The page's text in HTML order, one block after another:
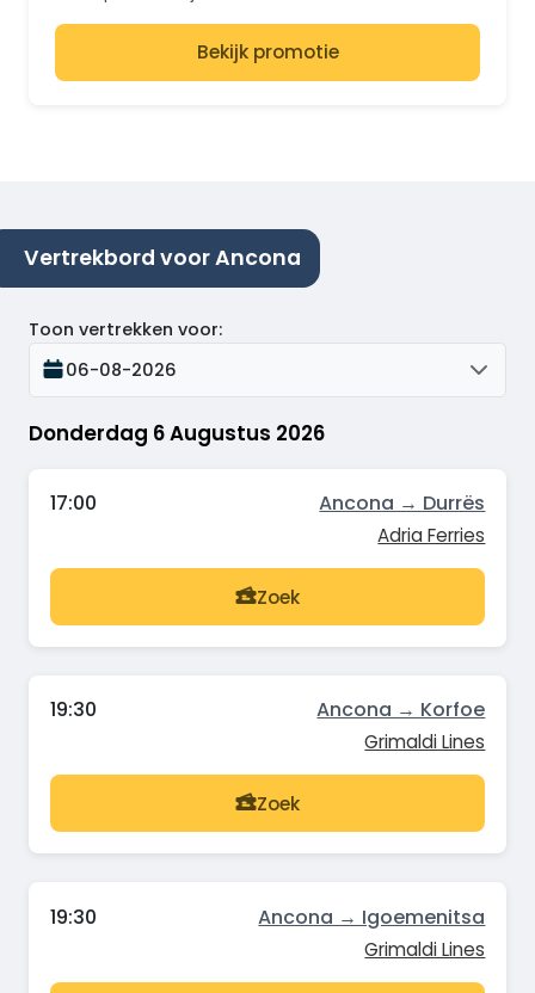
Bekijk promotie
Vertrekbord voor Ancona
Donderdag 6 Augustus 2026
Toon vertrekken voor:
06-08-2026
17:00 Ancona → Durrës
Adria Ferries
Zoek
19:30 Ancona → Korfoe
Grimaldi Lines
Zoek
19:30 Ancona → Igoemenitsa
Grimaldi Lines